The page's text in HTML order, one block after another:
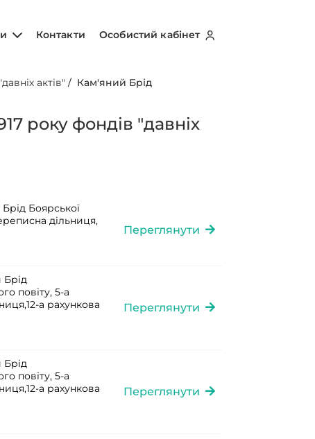
Контакти Особистий кабінет
актів" / Кам'яний Брід
року фондів "давніх
Боярської
дільниця,
Переглянути
Брід
повіту, 5-а
а рахункова
Переглянути
Брід
повіту, 5-а
а рахункова
Переглянути